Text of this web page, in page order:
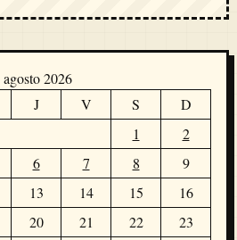
agosto 2026
J V S
D
1
2
6 7 8
9
13 14 15
16
20 21 22
23